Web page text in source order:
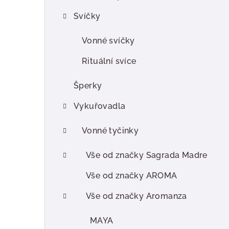
Svíčky
Vonné svíčky
Rituální svíce
Šperky
Vykuřovadla
Vonné tyčinky
Vše od značky Sagrada Madre
Vše od značky AROMA
Vše od značky Aromanza
MAYA